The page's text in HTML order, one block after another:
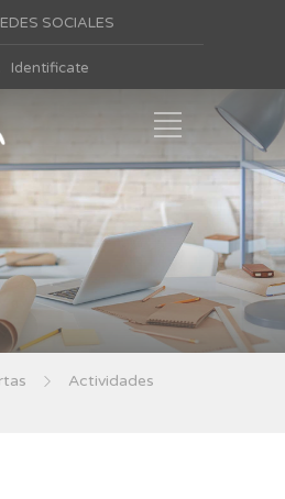
SOCIALES
Identificate
Actividades